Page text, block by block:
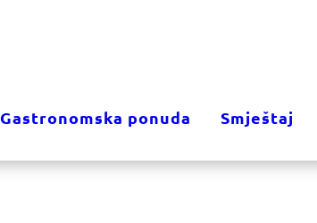
Gastronomska ponuda Smještaj